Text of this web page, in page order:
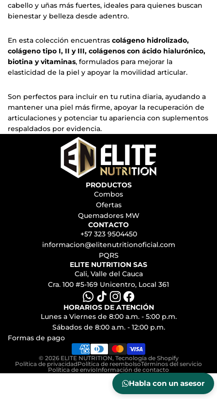
cabello y uñas más fuertes, ideales para quienes buscan
bienestar y belleza desde adentro.
En esta colección encuentras colágeno hidrolizado,
colágeno tipo I, II y III, colágenos con ácido hialurónico,
biotina y vitaminas, formulados para mejorar la
elasticidad de la piel y apoyar la movilidad articular.
Son perfectos para incluir en tu rutina diaria, ayudando a
mantener una piel más firme, apoyar la recuperación de
articulaciones y potenciar tu apariencia con suplementos
respaldados por evidencia.
PRODUCTOS
Combos
Ofertas
Quemadores MW
CONTACTO
+57 323 9504450
informacion@elitenutritionoficial.com
PQRS
ELITE NUTRITION SAS
Cali, Valle del Cauca
Cra. 100 #5-169 Unicentro, Local 361
HORARIOS DE ATENCIÓN
Lunes a Viernes de 8:00 a.m. - 5:00 p.m.
Sábados de 8:00 a.m. - 12:00 p.m.
Formas de pago
© 2026 ELITE NUTRITION, Tecnología de Shopify
Política de privacidadPolítica de reembolsoTérminos del servicio
Política de envíoInformación de contacto
Habla con un asesor